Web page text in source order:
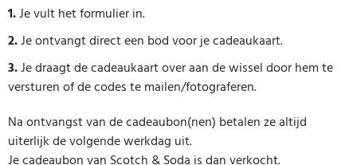
1.Je vult het formulier in.
2.Je ontvangt direct een bod voor je cadeaukaart.
3.Je draagt de cadeaukaart over aan de wissel door hem te
versturen of de codes te mailen/fotograferen.
Na ontvangst van de cadeaubon(nen) betalen ze altijd
uiterlijk de volgende werkdag uit.
Je cadeaubon van Scotch & Soda is dan verkocht.